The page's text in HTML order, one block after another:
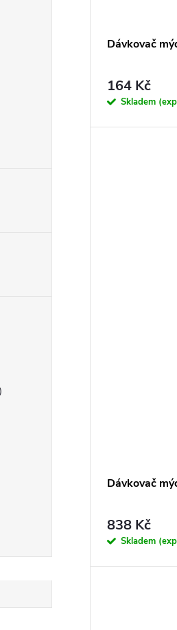
Dávkovač
164 Kč
Skladem
Dávkovač
838 Kč
Skladem